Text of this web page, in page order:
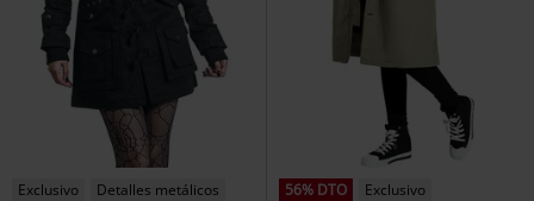
Exclusivo
Detalles metálicos
56% DTO
Exclusivo